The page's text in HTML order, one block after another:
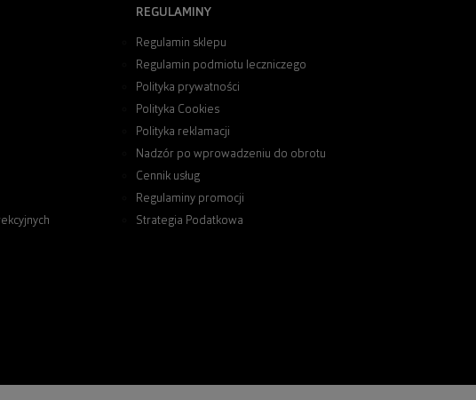
REGULAMINY
Regulamin sklepu
Regulamin podmiotu leczniczego
Polityka prywatności
Polityka Cookies
Polityka reklamacji
Nadzór po wprowadzeniu do obrotu
Cennik usług
Regulaminy promocji
Strategia Podatkowa